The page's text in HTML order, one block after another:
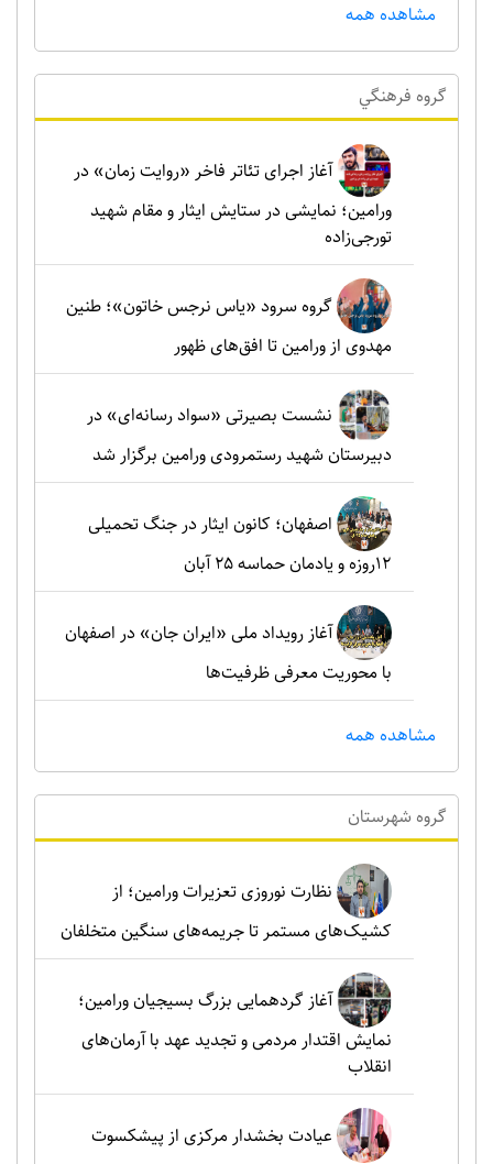
مشاهده همه
گروه فرهنگي
آغاز اجرای تئاتر فاخر «روایت زمان» در
ورامین؛ نمایشی در ستایش ایثار و مقام شهید
تورجی‌زاده
گروه سرود «یاس نرجس خاتون»؛ طنین
مهدوی از ورامین تا افق‌های ظهور
نشست بصیرتی «سواد رسانه‌ای» در
دبیرستان شهید رستمرودی ورامین برگزار شد
اصفهان؛ کانون ایثار در جنگ تحمیلی
۱۲روزه و یادمان حماسه ۲۵ آبان
آغاز رویداد ملی «ایران جان» در اصفهان
با محوریت معرفی ظرفیت‌ها
مشاهده همه
گروه شهرستان
نظارت نوروزی تعزیرات ورامین؛ از
کشیک‌های مستمر تا جریمه‌های سنگین متخلفان
آغاز گردهمایی بزرگ بسیجیان ورامین؛
نمایش اقتدار مردمی و تجدید عهد با آرمان‌های
انقلاب
عیادت بخشدار مرکزی از پیشکسوت